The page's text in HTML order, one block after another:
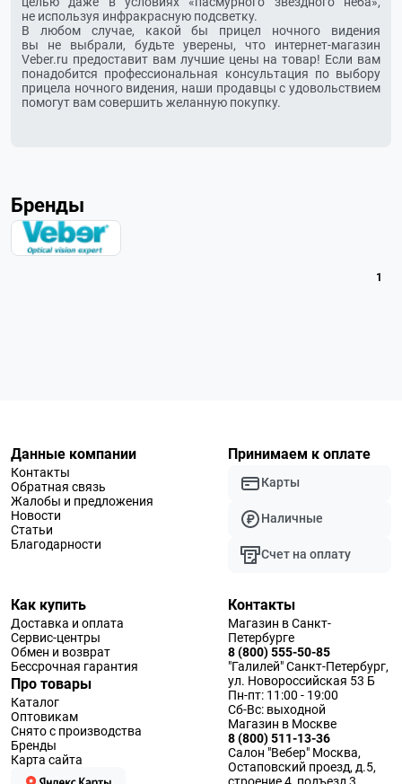
не используя инфракрасную подсветку.
В любом случае, какой бы прицел ночного видения
вы не выбрали, будьте уверены, что интернет-магазин
Veber.ru предоставит вам лучшие цены на товар! Если вам
понадобится профессиональная консультация по выбору
прицела ночного видения, наши продавцы с удовольствием
помогут вам совершить желанную покупку.
Бренды
1
Данные компании
Контакты
Обратная связь
Жалобы и предложения
Новости
Статьи
Благодарности
Принимаем к оплате
Карты
Наличные
Счет на оплату
Как купить
Доставка и оплата
Сервис-центры
Обмен и возврат
Бессрочная гарантия
Про товары
Каталог
Оптовикам
Снято с производства
Бренды
Карта сайта
Контакты
Магазин в Санкт-
Петербурге
8 (800) 555-50-85
"Галилей" Санкт-Петербург,
ул. Новороссийская 53 Б
Пн-пт: 11:00 - 19:00
Сб-Вс: выходной
Магазин в Москве
8 (800) 511-13-36
Салон "Вебер" Москва,
Остаповский проезд, д.5,
строение 4, подъезд 3